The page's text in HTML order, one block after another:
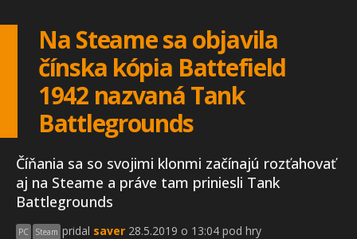
Na Steame sa objavila
čínska kópia Battefield
1942 nazvaná Tank
Battlegrounds
Číňania sa so svojimi klonmi začínajú rozťahovať
aj na Steame a práve tam priniesli Tank
Battlegrounds
PC Steam pridal saver 28.5.2019 o 13:04 pod hry